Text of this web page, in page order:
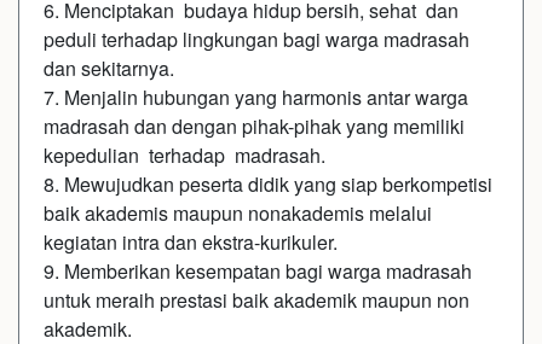
6. Menciptakan budaya hidup bersih, sehat dan
peduli terhadap lingkungan bagi warga madrasah
dan sekitarnya.
7. Menjalin hubungan yang harmonis antar warga
madrasah dan dengan pihak-pihak yang memiliki
kepedulian terhadap madrasah.
8. Mewujudkan peserta didik yang siap berkompetisi
baik akademis maupun nonakademis melalui
kegiatan intra dan ekstra-kurikuler.
9. Memberikan kesempatan bagi warga madrasah
untuk meraih prestasi baik akademik maupun non
akademik.